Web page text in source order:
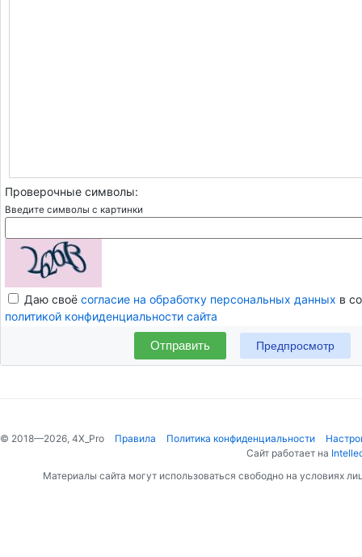
Проверочные символы:
Введите символы с картинки
Даю своё согласие на обработку персональных данных в
политикой конфиденциальности сайта
Отправить
© 2018—2026, 4X_Pro Правила Политика конфиденциальности
Сайт работает на
Материалы сайта могут использоваться свободно на условиях